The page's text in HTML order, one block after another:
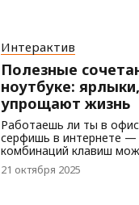
Интерактив
Полезные
ноутбуке:
упрощают жизнь
Работаешь ли ты в
серфишь в интернете —
комбинаций клавиш
время и усилия. Многие
мышью, можно сделать
21 октября 2025